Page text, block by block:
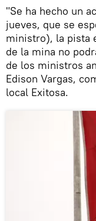
"Se ha hecho un
jueves, que se
ministro), la pista
de la mina no
de los ministros
Edison Vargas,
local Exitosa.